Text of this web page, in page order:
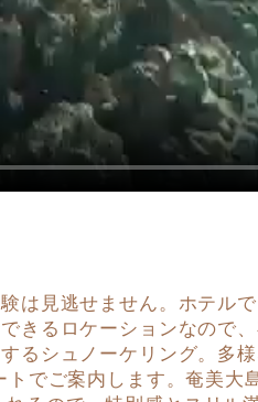
は見逃せません。ホテル
きるロケーションなので
るシュノーケリング。多
でご案内します。奄美大